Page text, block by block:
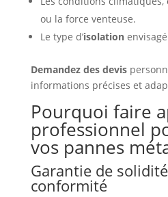
ou la force venteuse.
Le type d’isolation
Demandez des devis
informations précises et
Pourquoi faire
professionnel
vos pannes
Garantie de
conformité